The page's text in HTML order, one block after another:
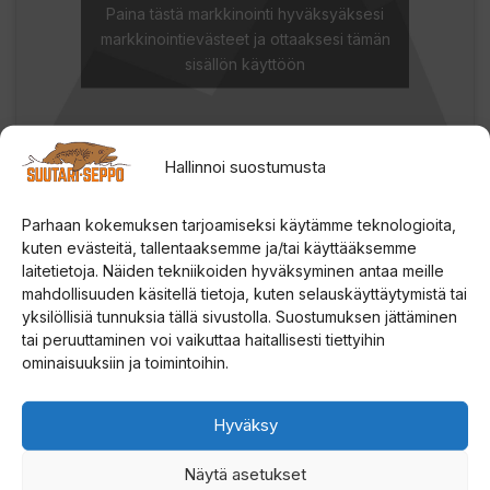
Hallinnoi suostumusta
Parhaan kokemuksen tarjoamiseksi käytämme teknologioita,
kuten evästeitä, tallentaaksemme ja/tai käyttääksemme
laitetietoja. Näiden tekniikoiden hyväksyminen antaa meille
mahdollisuuden käsitellä tietoja, kuten selauskäyttäytymistä tai
yksilöllisiä tunnuksia tällä sivustolla. Suostumuksen jättäminen
tai peruuttaminen voi vaikuttaa haitallisesti tiettyihin
ominaisuuksiin ja toimintoihin.
Hyväksy
Näytä asetukset
Paina tästä markkinointi hyväksyäksesi
markkinointievästeet ja ottaaksesi tämän
sisällön käyttöön
Tutustu myös